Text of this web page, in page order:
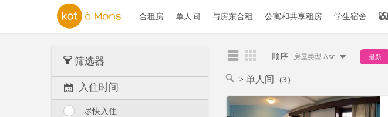
合租房 单人间 与房东合租 公寓和共享租房 学生宿舍
筛选器
入住时间
尽快入住
顺序 房屋类型 Asc 最新
单人间 (3)